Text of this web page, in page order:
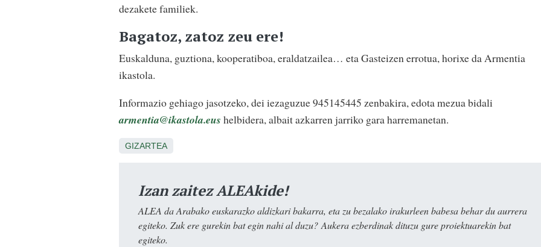
dezakete familiek.
Bagatoz, zatoz zeu ere!
Euskalduna, guztiona, kooperatiboa, eraldatzailea… eta Gasteizen errotua, horixe da Armentia
ikastola.
Informazio gehiago jasotzeko, dei iezaguzue 945145445 zenbakira, edota mezua bidali
armentia@ikastola.eus helbidera, albait azkarren jarriko gara harremanetan.
GIZARTEA
Izan zaitez ALEAkide!
ALEA da Arabako euskarazko aldizkari bakarra, eta zu bezalako irakurleen babesa behar du aurrera
egiteko. Zuk ere gurekin bat egin nahi al duzu? Aukera ezberdinak dituzu gure proiektuarekin bat
egiteko.